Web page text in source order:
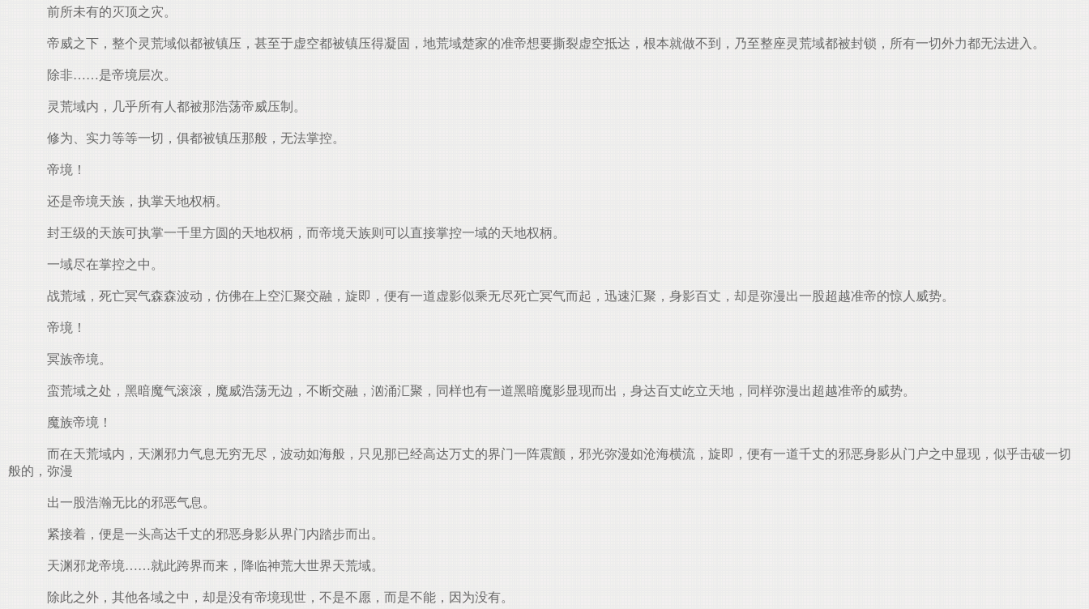
前所未有的灭顶之灾。
帝威之下，整个灵荒域似都被镇压，甚至于虚空都被镇压得凝固，地荒域楚家的准帝想要撕裂虚空抵达，根本就做不到，乃至整座灵荒域都被封锁，所有一切外力都无法进入。
除非……是帝境层次。
灵荒域内，几乎所有人都被那浩荡帝威压制。
修为、实力等等一切，俱都被镇压那般，无法掌控。
帝境！
还是帝境天族，执掌天地权柄。
封王级的天族可执掌一千里方圆的天地权柄，而帝境天族则可以直接掌控一域的天地权柄。
一域尽在掌控之中。
战荒域，死亡冥气森森波动，仿佛在上空汇聚交融，旋即，便有一道虚影似乘无尽死亡冥气而起，迅速汇聚，身影百丈，却是弥漫出一股超越准帝的惊人威势。
帝境！
冥族帝境。
蛮荒域之处，黑暗魔气滚滚，魔威浩荡无边，不断交融，汹涌汇聚，同样也有一道黑暗魔影显现而出，身达百丈屹立天地，同样弥漫出超越准帝的威势。
魔族帝境！
而在天荒域内，天渊邪力气息无穷无尽，波动如海般，只见那已经高达万丈的界门一阵震颤，邪光弥漫如沧海横流，旋即，便有一道千丈的邪恶身影从门户之中显现，似乎击破一切
般的，弥漫
出一股浩瀚无比的邪恶气息。
紧接着，便是一头高达千丈的邪恶身影从界门内踏步而出。
天渊邪龙帝境……就此跨界而来，降临神荒大世界天荒域。
除此之外，其他各域之中，却是没有帝境现世，不是不愿，而是不能，因为没有。